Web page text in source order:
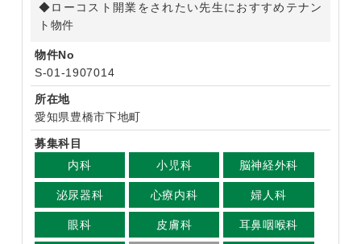
◆ローコスト開業をされたい先生におすすめテナン
ト物件
物件No
S-01-1907014
所在地
愛知県豊橋市下地町
募集科目
内科
小児科 脳神経外科
泌尿器科 心療内科 婦人科
眼科 皮膚科 耳鼻咽喉科